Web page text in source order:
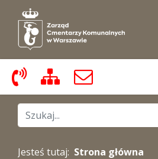
Zadzwoń do nasZobacz mapę strony
Jesteś tutaj: Strona główna
Znajdź na stronie